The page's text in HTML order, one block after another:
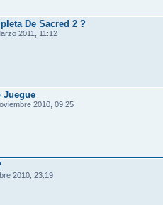
De Sacred 2 ?
2011, 11:12
Juegue
2010, 09:25
2010, 23:19